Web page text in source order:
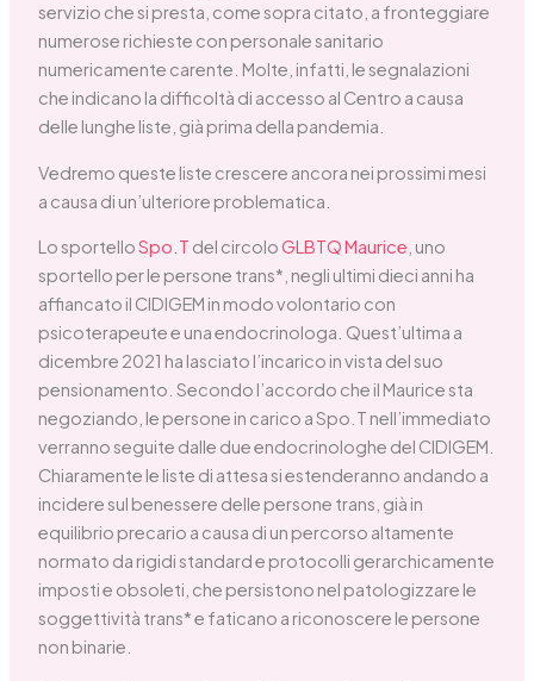
servizio che si presta, come sopra citato, a fronteggiare
numerose richieste con personale sanitario
numericamente carente. Molte, infatti, le segnalazioni
che indicano la difficoltà di accesso al Centro a causa
delle lunghe liste, già prima della pandemia.
Vedremo queste liste crescere ancora nei prossimi mesi
a causa di un’ulteriore problematica.
Lo sportelloSpo.T del circoloGLBTQ Maurice , uno
sportello per le persone trans*, negli ultimi dieci anni ha
affiancato il CIDIGEM in modo volontario con
psicoterapeute e una endocrinologa. Quest’ultima a
dicembre 2021 ha lasciato l’incarico in vista del suo
pensionamento. Secondo l’accordo che il Maurice sta
negoziando, le persone in carico a Spo.T nell’immediato
verranno seguite dalle due endocrinologhe del CIDIGEM.
Chiaramente le liste di attesa si estenderanno andando a
incidere sul benessere delle persone trans, già in
equilibrio precario a causa di un percorso altamente
normato da rigidi standard e protocolli gerarchicamente
imposti e obsoleti, che persistono nel patologizzare le
soggettività trans* e faticano a riconoscere le persone
non binarie.